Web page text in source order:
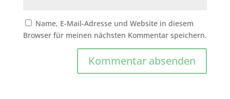
Name, E-Mail-Adresse und Website in diesem
Browser für meinen nächsten Kommentar speichern.